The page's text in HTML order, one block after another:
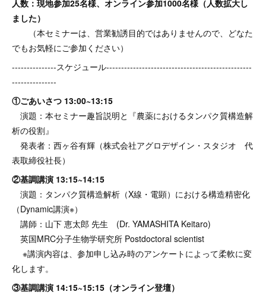
人数：現地参加25名様、オンライン参加1000名様（人数拡大し
ました）
（本セミナーは、営業勧誘目的ではありませんので、どなた
でもお気軽にご参加ください）
---------------スケジュール-------------------------------------------------
---------------
①ごあいさつ 13:00~13:15
演題：本セミナー趣旨説明と『農薬におけるタンパク質構造解
析の役割』
発表者：西ヶ谷有輝（株式会社アグロデザイン・スタジオ 代
表取締役社長）
②基調講演 13:15~14:15
演題：タンパク質構造解析（X線・電顕）における構造精密化
（Dynamic講演※）
講師：山下 恵太郎 先生 (Dr. YAMASHITA Keitaro)
英国MRC分子生物学研究所 Postdoctoral scientist
※講演内容は、参加申し込み時のアンケートによって柔軟に変
化します。
③基調講演 14:15~15:15（オンライン登壇）